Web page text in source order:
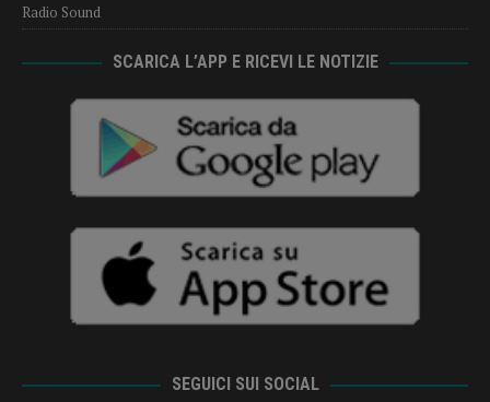
Radio Sound
SCARICA L’APP E RICEVI LE NOTIZIE
SEGUICI SUI SOCIAL